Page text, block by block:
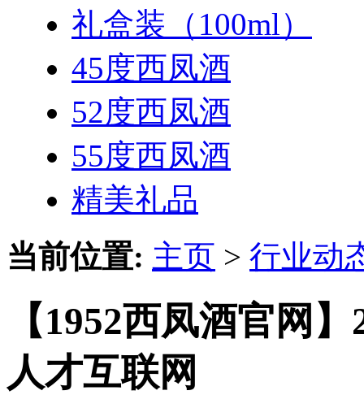
礼盒装（100ml）
45度西凤酒
52度西凤酒
55度西凤酒
精美礼品
当前位置: 主页 > 行业动
【1952西凤酒官网
人才互联网